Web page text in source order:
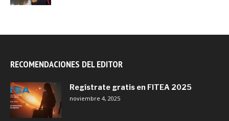
RECOMENDACIONES DEL EDITOR
Regístrate gratis en FITEA 2025
noviembre 4, 2025